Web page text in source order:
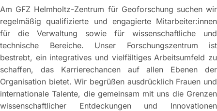
Am GFZ Helmholtz-Zentrum für Geoforschung suchen wir
regelmäßig qualifizierte und engagierte Mitarbeiter:innen
für die Verwaltung sowie für wissenschaftliche und
technische Bereiche. Unser Forschungszentrum ist
bestrebt, ein integratives und vielfältiges Arbeitsumfeld zu
schaffen, das Karrierechancen auf allen Ebenen der
Organisation bietet. Wir begrüßen ausdrücklich Frauen und
internationale Talente, die gemeinsam mit uns die Grenzen
wissenschaftlicher Entdeckungen und Innovationen